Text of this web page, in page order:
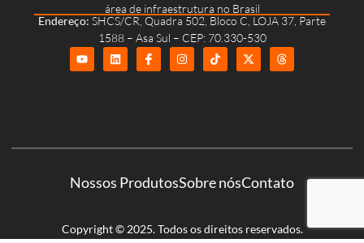
área de infraestrutura no Brasil
Endereço: SHCS/CR, Quadra 502, Bloco C, LOJA 37, Parte
1588 – Asa Sul – CEP: 70.330-530
Nossos ProdutosSobre nósContato
Copyright © 2025. Todos os direitos reservados.